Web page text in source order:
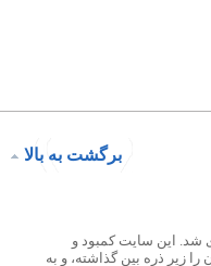
برگشت به بالا
۱۳۸۷ پایه گذاری شد. این سایت کمبود و
زیر ذره بین گذاشته، و به